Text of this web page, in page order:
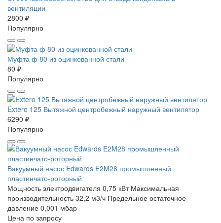
вентиляции
2800 ₽
Популярно
Муфта ф 80 из оцинкованной стали
80 ₽
Популярно
Extero 125 Вытяжной центробежный наружный вентилятор
6290 ₽
Популярно
Вакуумный насос Edwards E2M28 промышленный
пластинчато-роторный
Мощность электродвигателя 0,75 кВт Максимальная
производительность 32,2 м3/ч Предельное остаточное
давление 0,001 мбар
Цена по запросу